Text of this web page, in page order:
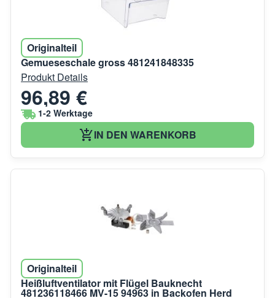
Originalteil
Gemueseschale gross 481241848335
Produkt Details
96,89 €
1-2 Werktage
IN DEN WARENKORB
Originalteil
Heißluftventilator mit Flügel Bauknecht
481236118466 MV-15 94963 in Backofen Herd